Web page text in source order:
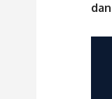
dan